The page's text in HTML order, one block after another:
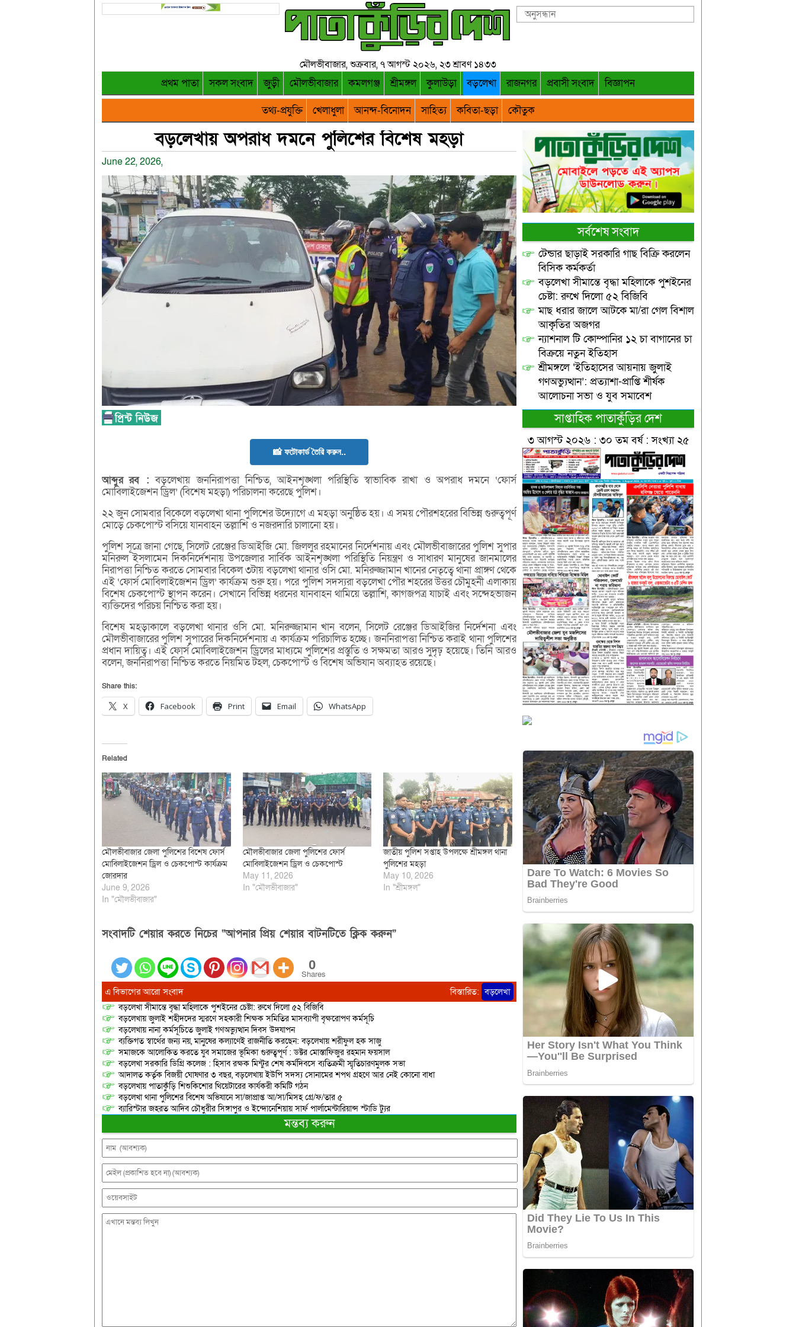
মৌলভীবাজার, শুক্রবার, ৭ আগস্ট ২০২৬, ২৩ শ্রাবণ ১৪৩৩
প্রথম পাতা সকল সংবাদ জুড়ী মৌলভীবাজার কমলগঞ্জ শ্রীমঙ্গল কুলাউড়া বড়লেখা রাজনগর প্রবাসী সংবাদ
বিজ্ঞাপন
তথ্য-প্রযুক্তি
খেলাধুলা আনন্দ-বিনোদন সাহিত্য কবিতা-ছড়া কৌতুক
বড়লেখায় অপরাধ দমনে পুলিশের বিশেষ মহড়া
June 22, 2026,
📸 ফটোকার্ড তৈরি করুন..
আব্দুর রব: বড়লেখায় জননিরাপত্তা নিশ্চিত, আইনশৃঙ্খলা পরিস্থিতি স্বাভাবিক রাখা ও অপরাধ দমনে ‘ফোর্স
মোবিলাইজেশন ড্রিল’ (বিশেষ মহড়া) পরিচালনা করেছে পুলিশ।
২২ জুন সোমবার বিকেলে বড়লেখা থানা পুলিশের উদ্যোগে এ মহড়া অনুষ্ঠিত হয়। এ সময় পৌরশহরের বিভিন্ন গুরুত্বপূর্ণ
মোড়ে চেকপোস্ট বসিয়ে যানবাহন তল্লাশি ও নজরদারি চালানো হয়।
পুলিশ সূত্রে জানা গেছে, সিলেট রেঞ্জের ডিআইজি মো. জিললুর রহমানের নির্দেশনায় এবং মৌলভীবাজারের পুলিশ সুপার
মনিরুল ইসলামেন দিকনির্দেশনায় উপজেলার সার্বিক আইনশৃঙ্খলা পরিস্থিতি নিয়ন্ত্রণ ও সাধারণ মানুষের জানমালের
নিরাপত্তা নিশ্চিত করতে সোমবার বিকেল ৩টায় বড়লেখা থানার ওসি মো. মনিরুজ্জামান খানের নেতৃত্বে থানা প্রাঙ্গণ থেকে
এই ‘ফোর্স মোবিলাইজেশন ড্রিল’ কার্যক্রম শুরু হয়। পরে পুলিশ সদস্যরা বড়লেখা পৌর শহরের উত্তর চৌমুহনী এলাকায়
বিশেষ চেকপোস্ট স্থাপন করেন। সেখানে বিভিন্ন ধরনের যানবাহন থামিয়ে তল্লাশি, কাগজপত্র যাচাই এবং সন্দেহভাজন
ব্যক্তিদের পরিচয় নিশ্চিত করা হয়।
বিশেষ মহড়াকালে বড়লেখা থানার ওসি মো. মনিরুজ্জামান খান বলেন, সিলেট রেঞ্জের ডিআইজির নির্দেশনা এবং
মৌলভীবাজারের পুলিশ সুপারের দিকনির্দেশনায় এ কার্যক্রম পরিচালিত হচ্ছে। জননিরাপত্তা নিশ্চিত করাই থানা পুলিশের
প্রধান দায়িত্ব। এই ফোর্স মোবিলাইজেশন ড্রিলের মাধ্যমে পুলিশের প্রস্তুতি ও সক্ষমতা আরও সুদৃঢ় হয়েছে। তিনি আরও
বলেন, জননিরাপত্তা নিশ্চিত করতে নিয়মিত টহল, চেকপোস্ট ও বিশেষ অভিযান অব্যাহত রয়েছে।
Share this:
X Facebook Print Email WhatsApp
Related
মৌলভীবাজার জেলা পুলিশের বিশেষ ফোর্স
মোবিলাইজেশন ড্রিল ও চেকপোস্ট কার্যক্রম
জোরদার
June 9, 2026
In "মৌলভীবাজার"
মৌলভীবাজার জেলা পুলিশের ফোর্স
মোবিলাইজেশন ড্রিল ও চেকপোস্ট
May 11, 2026
In "মৌলভীবাজার"
জাতীয় পুলিশ সপ্তাহ উপলক্ষে শ্রীমঙ্গল থানা
পুলিশের মহড়া
May 10, 2026
In "শ্রীমঙ্গল"
সংবাদটি শেয়ার করতে নিচের “আপনার প্রিয় শেয়ার বাটনটিতে ক্লিক করুন”
0
Shares
এ বিভাগের আরো সংবাদ বিস্তারিত: বড়লেখা
বড়লেখা সীমান্তে বৃদ্ধা মহিলাকে পুশইনের চেষ্টা: রুখে দিলো ৫২ বিজিবি
বড়লেখায় জুলাই শহীদদের স্মরণে সহকারী শিক্ষক সমিতির মাসব্যাপী বৃক্ষরোপণ কর্মসূচি
বড়লেখায় নানা কর্মসূচিতে জুলাই গণঅভ্যুত্থান দিবস উদযাপন
ব্যক্তিগত স্বার্থের জন্য নয়, মানুষের কল্যাণেই রাজনীতি করছেন: বড়লেখায় শরীফুল হক সাজু
সমাজকে আলোকিত করতে যুব সমাজের ভূমিকা গুরুত্বপূর্ণ : ডক্টর মোস্তাফিজুর রহমান ফয়সাল
বড়লেখা সরকারি ডিগ্রি কলেজ : হিসাব রক্ষক মিন্টুর শেষ কর্মদিবসে ব্যতিক্রমী স্মৃতিচারণমুলক সভা
আদালত কর্তৃক বিজয়ী ঘোষণার ৩ বছর, বড়লেখায় ইউপি সদস্য সোনামের শপথ গ্রহণে আর নেই কোনো বাধা
বড়লেখায় পাতাকুঁড়ি শিশুকিশোর থিয়েটারের কার্যকরী কমিটি গঠন
বড়লেখা থানা পুলিশের বিশেষ অভিযানে সা/জাপ্রাপ্ত আ/সা/মিসহ গ্রে/ফ/তার ৫
ব্যারিস্টার জহরত আদিব চৌধুরীর সিঙ্গাপুর ও ইন্দোনেশিয়ায় সার্ফ পার্লামেন্টারিয়ান্স স্টাডি ট্যুর
মন্তব্য করুন
সর্বশেষ সংবাদ
টেন্ডার ছাড়াই সরকারি গাছ বিক্রি করলেন
বিসিক কর্মকর্তা
বড়লেখা সীমান্তে বৃদ্ধা মহিলাকে পুশইনের
চেষ্টা: রুখে দিলো ৫২ বিজিবি
মাছ ধরার জালে আটকে মা/রা গেল বিশাল
আকৃতির অজগর
ন্যাশনাল টি কোম্পানির ১২ চা বাগানের চা
বিক্রয়ে নতুন ইতিহাস
শ্রীমঙ্গলে ‘ইতিহাসের আয়নায় জুলাই
গণঅভ্যুত্থান’: প্রত্যাশা-প্রাপ্তি শীর্ষক
আলোচনা সভা ও যুব সমাবেশ
সাপ্তাহিক পাতাকুঁড়ির দেশ
৩ আগস্ট ২০২৬ : ৩০ তম বর্ষ : সংখ্যা ২৫